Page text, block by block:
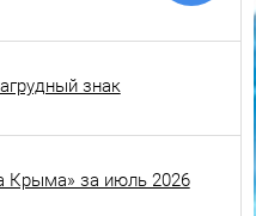
знак
Крыма» за июль 2026